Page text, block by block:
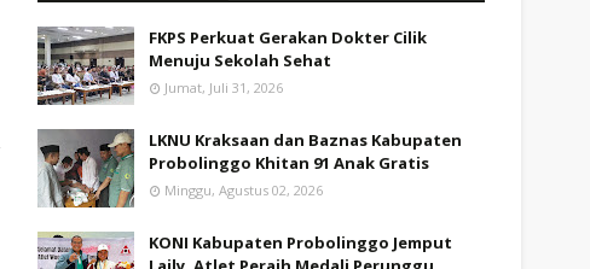
FKPS Perkuat Gerakan Dokter Cilik
Menuju Sekolah Sehat
Jumat, Juli 31, 2026
LKNU Kraksaan dan Baznas Kabupaten
Probolinggo Khitan 91 Anak Gratis
Minggu, Agustus 02, 2026
KONI Kabupaten Probolinggo Jemput